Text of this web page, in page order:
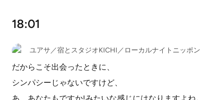
18:01
ユアサ／宿とスタジオKICHI／ローカルナイトニッポン
だからこそ出会ったときに、
シンパシーじゃないですけど、